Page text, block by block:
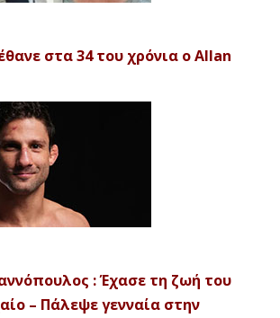
στα 34 του χρόνια ο Allan
: Έχασε τη ζωή του
– Πάλεψε γενναία στην